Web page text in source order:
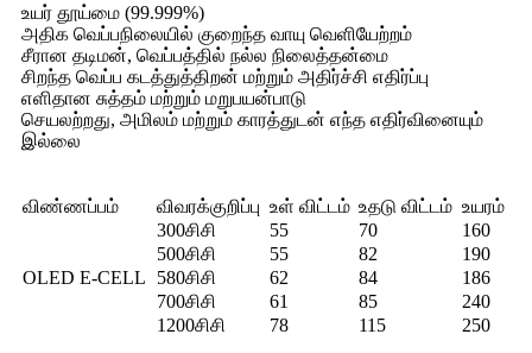
உயர் தூய்மை (99.999%)
அதிக வெப்பநிலையில் குறைந்த வாயு வெளியேற்றம்
சீரான தடிமன், வெப்பத்தில் நல்ல நிலைத்தன்மை
சிறந்த வெப்ப கடத்துத்திறன் மற்றும் அதிர்ச்சி எதிர்ப்பு
எளிதான சுத்தம் மற்றும் மறுபயன்பாடு
செயலற்றது, அமிலம் மற்றும் காரத்துடன் எந்த எதிர்வினையும்
இல்லை
விண்ணப்பம் விவரக்குறிப்பு உள் விட்டம் உதடு விட்டம் உயரம்
OLED E-CELL
300சிசி 55 70
160
500சிசி
55 82
190
580சிசி
62 84
186
700சிசி
61 85
240
1200சிசி
78 115 250